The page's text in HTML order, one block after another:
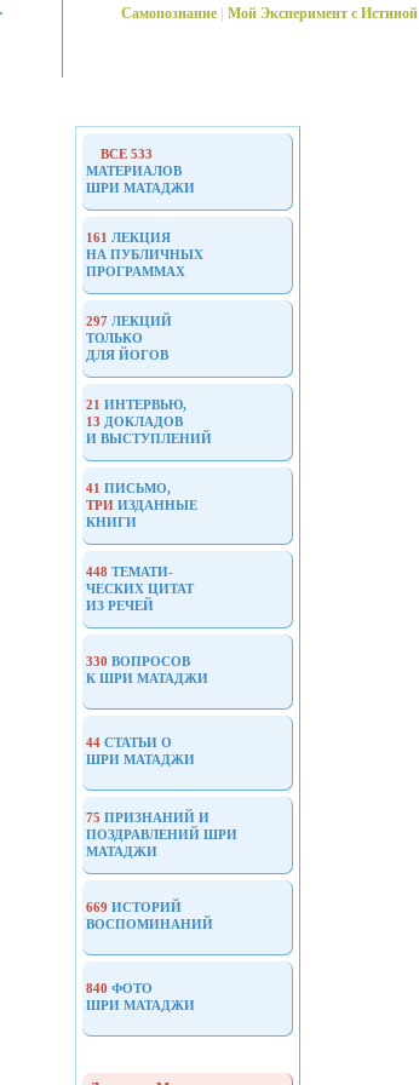
Жизненный
Публичные
лекции
Приватные
лекции
Интервью
доклады
Письма,
книги,
цитаты
Вопросы
ответы
Статьи
выступления
Матаджи
Признания
поздравления
Воспоминания
Самопознание Мой Эксперимент с Истиной
ВСЕ 533
МАТЕРИАЛОВ
ШРИ МАТАДЖИ
161 ЛЕКЦИЯ
НА ПУБЛИЧНЫХ
ПРОГРАММАХ
297 ЛЕКЦИЙ
ТОЛЬКО
ДЛЯ ЙОГОВ
21 ИНТЕРВЬЮ,
13 ДОКЛАДОВ
И ВЫСТУПЛЕНИЙ
41 ПИСЬМО,
ТРИ ИЗДАННЫЕ
КНИГИ
448 ТЕМАТИ-
ЧЕСКИХ ЦИТАТ
ИЗ РЕЧЕЙ
330 ВОПРОСОВ
К ШРИ МАТАДЖИ
44 СТАТЬИ О
ШРИ МАТАДЖИ
75 ПРИЗНАНИЙ И
ПОЗДРАВЛЕНИЙ ШРИ
МАТАДЖИ
669 ИСТОРИЙ
ВОСПОМИНАНИЙ
840 ФОТО
ШРИ МАТАДЖИ